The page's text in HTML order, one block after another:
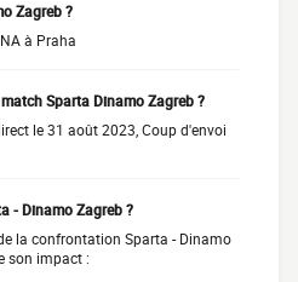
Zagreb ?
à Praha
Sparta Dinamo Zagreb ?
le 31 août 2023, Coup d'envoi
- Dinamo Zagreb ?
la confrontation Sparta - Dinamo
son impact :